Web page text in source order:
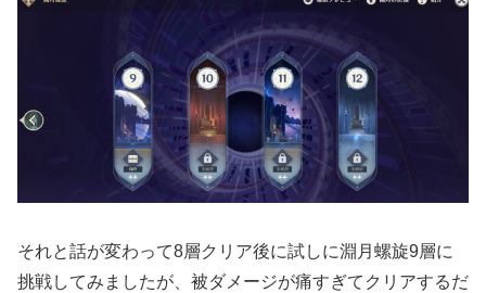
それと話が変わって8層クリア後に試しに淵月螺旋9層に
挑戦してみましたが、被ダメージが痛すぎてクリアするだ